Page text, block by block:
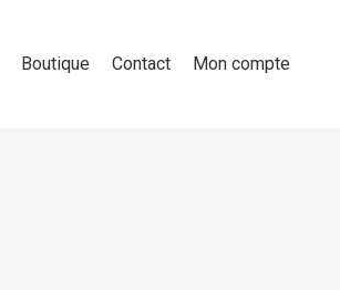
Boutique Contact Mon compte